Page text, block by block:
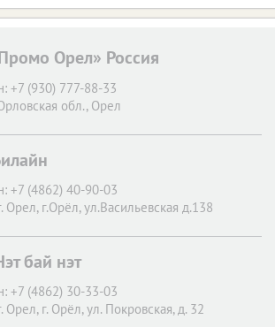
Орел» Россия
+7 (930) 777-88-33
обл., Орел
+7 (4862) 40-90-03
Орел, г.Орёл, ул.Васильевская д.138
бай нэт
+7 (4862) 30-33-03
Орел, г. Орёл, ул. Покровская, д. 32